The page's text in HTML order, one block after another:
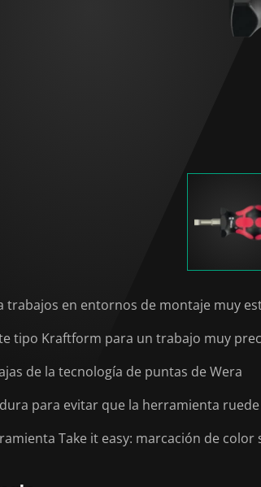
trabajos en entornos de montaje muy
tipo Kraftform para un trabajo muy
de la tecnología de puntas de Wera
para evitar que la herramienta ruede
Take it easy: marcación de